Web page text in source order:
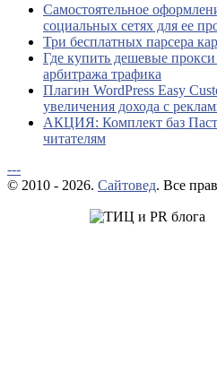
Самостоятельное
социальных сетях для ее
Три бесплатных парсера
Где купить дешевые
арбитража трафика
Плагин WordPress Easy
увеличения дохода с
АКЦИЯ: Комплект баз
читателям
---
© 2010 - 2026. Сайтовед. Все